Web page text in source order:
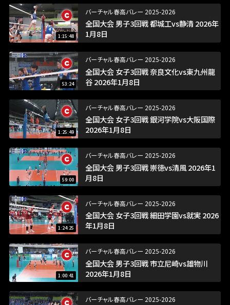
1:15:48
バーチャル春高バレー 2025-2026
全国大会 男子3回戦 都城工vs静清 2026年
1月8日
53:24
バーチャル春高バレー 2025-2026
全国大会 女子3回戦 奈良文化vs東九州龍
谷 2026年1月8日
1:25:49
バーチャル春高バレー 2025-2026
全国大会 女子3回戦 銀河学院vs大阪国際
2026年1月8日
59:00
バーチャル春高バレー 2025-2026
全国大会 男子3回戦 崇徳vs清風 2026年1
月8日
1:24:25
バーチャル春高バレー 2025-2026
全国大会 女子3回戦 細田学園vs就実 2026
年1月8日
1:00:41
バーチャル春高バレー 2025-2026
全国大会 男子3回戦 市立尼崎vs雄物川
2026年1月8日
バーチャル春高バレー 2025-2026